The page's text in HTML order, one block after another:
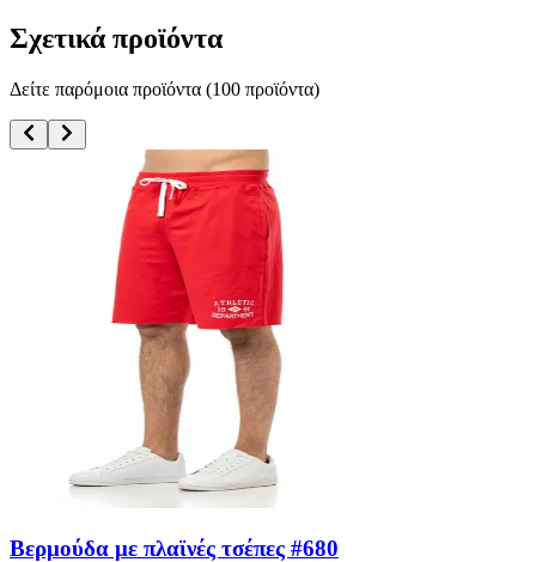
Σχετικά προϊόντα
Δείτε παρόμοια προϊόντα (100 προϊόντα)
Βερμούδα με πλαϊνές τσέπες #680